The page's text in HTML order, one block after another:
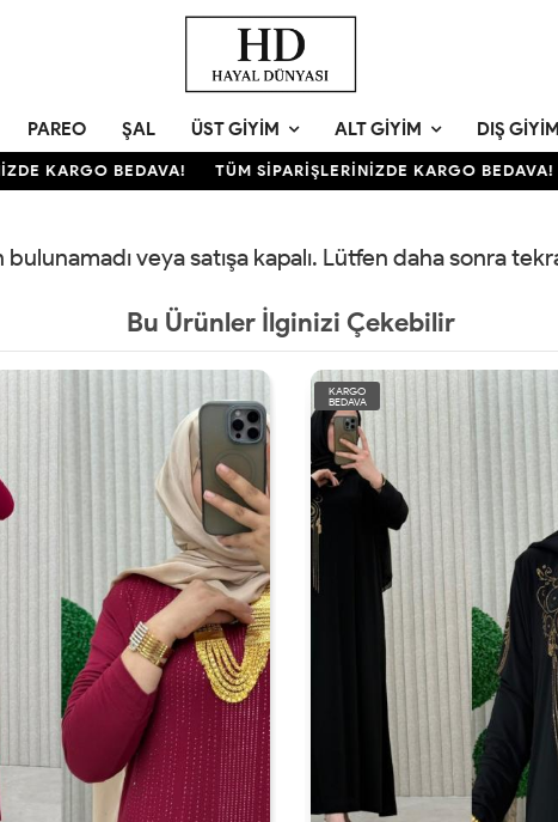
PAREO ŞAL ÜST GIYIM ALT GIYIM DIŞ GIYIM
KARGO BEDAVA! TÜM SİPARİŞLERİNİZDE KARGO BEDAVA!
bulunamadı veya satışa kapalı. Lütfen daha sonra
Bu Ürünler İlginizi Çekebilir
KARGO
BEDAVA